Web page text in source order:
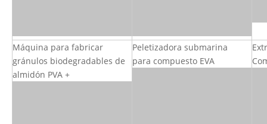
Máquina para fabricar
gránulos biodegradables de
almidón PVA +
Peletizadora submarina
para compuesto EVA